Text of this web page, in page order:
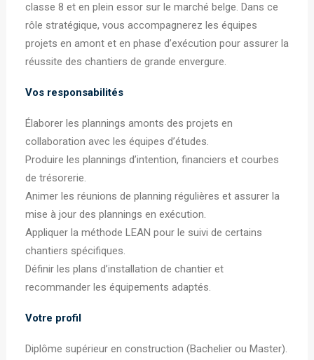
classe 8 et en plein essor sur le marché belge. Dans ce
rôle stratégique, vous accompagnerez les équipes
projets en amont et en phase d’exécution pour assurer la
réussite des chantiers de grande envergure.
Vos responsabilités
Élaborer les plannings amonts des projets en
collaboration avec les équipes d’études.
Produire les plannings d’intention, financiers et courbes
de trésorerie.
Animer les réunions de planning régulières et assurer la
mise à jour des plannings en exécution.
Appliquer la méthode LEAN pour le suivi de certains
chantiers spécifiques.
Définir les plans d’installation de chantier et
recommander les équipements adaptés.
Votre profil
Diplôme supérieur en construction (Bachelier ou Master).